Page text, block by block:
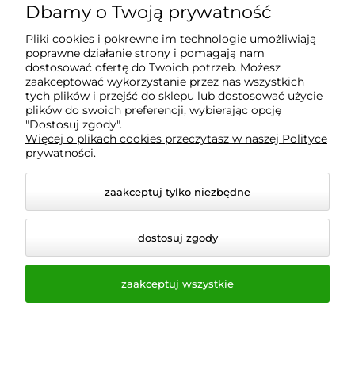
Informacje
O nas
Wyposażenie Gastronomii - Projekty Technologiczne -
Sklep Gastronomiczny - Serwis Sprzętu
Gastronomicznego | Gdańsk - Trójmiasto - Pomorskie
© 2026 a-bis.pl. Wszelkie prawa zastrzeżone.
Dbamy o Twoją prywatność
Pliki cookies i pokrewne im technologie umożliwiają
poprawne działanie strony i pomagają nam
dostosować ofertę do Twoich potrzeb. Możesz
zaakceptować wykorzystanie przez nas wszystkich
tych plików i przejść do sklepu lub dostosować użycie
plików do swoich preferencji, wybierając opcję
"Dostosuj zgody".
Więcej o plikach cookies przeczytasz w naszej Polityce
prywatności.
zaakceptuj tylko niezbędne
dostosuj zgody
zaakceptuj wszystkie